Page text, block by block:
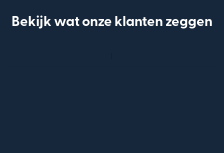
Bekijk wat onze klanten zeggen